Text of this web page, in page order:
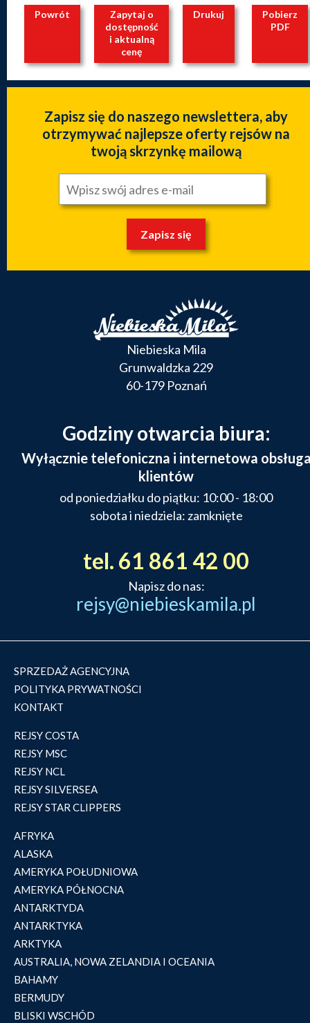
Powrót
Zapytaj o
dostępność
i aktualną
cenę
Drukuj
Pobierz
PDF
Zapisz się do naszego newslettera, aby
otrzymywać najlepsze oferty rejsów na
twoją skrzynkę mailową
Zapisz się
Niebieska Mila
Grunwaldzka 229
60-179 Poznań
Godziny otwarcia biura:
Wyłącznie telefoniczna i internetowa
klientów
od poniedziałku do piątku: 10:00 - 18:00
sobota i niedziela: zamknięte
tel. 61 861 42 00
Napisz do nas:
rejsy@niebieskamila.pl
SPRZEDAŻ AGENCYJNA
POLITYKA PRYWATNOŚCI
KONTAKT
REJSY COSTA
REJSY MSC
REJSY NCL
REJSY SILVERSEA
REJSY STAR CLIPPERS
AFRYKA
ALASKA
AMERYKA POŁUDNIOWA
AMERYKA PÓŁNOCNA
ANTARKTYDA
ANTARKTYKA
ARKTYKA
AUSTRALIA, NOWA ZELANDIA I OCEANIA
BAHAMY
BERMUDY
BLISKI WSCHÓD